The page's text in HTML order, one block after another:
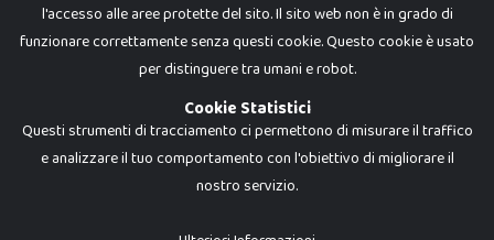
Dadi e Mattoncini è un brand di Giocabene Srl. Ogni riproduzione o utilizzo non
l'accesso alle aree protette del sito. Il sito web non è in grado di
funzionare correttamente senza questi cookie. Questo cookie è usato
per distinguere tra umani e robot.
Cookie Statistici
Questi strumenti di tracciamento ci permettono di misurare il traffico
e analizzare il tuo comportamento con l'obiettivo di migliorare il
nostro servizio.